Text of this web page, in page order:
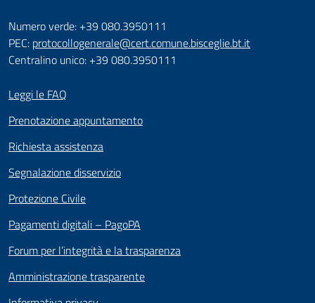
Numero verde: +39 080.3950111
PEC: protocollogenerale@cert.comune.bisceglie.bt.it
Centralino unico: +39 080.3950111
Leggi le FAQ
Prenotazione appuntamento
Richiesta assistenza
Segnalazione disservizio
Protezione Civile
Pagamenti digitali – PagoPA
Forum per l’integrità e la trasparenza
Amministrazione trasparente